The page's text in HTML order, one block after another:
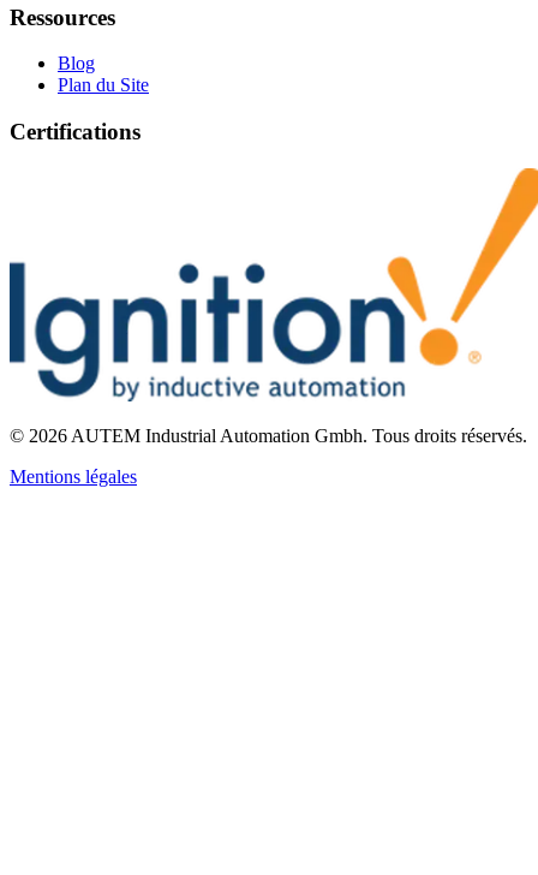
Ressources
Blog
Plan du Site
Certifications
© 2026 AUTEM Industrial Automation Gmbh. Tous droits réservés.
Mentions légales